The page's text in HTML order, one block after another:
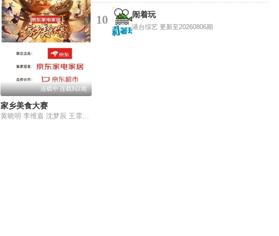
连载中 连载到2期
家乡美食大赛
黄晓明 李维嘉 沈梦辰 王霏霏 孟佳 金莎 孙丞潇 李斯丹妮 敖子逸 林述巍 董克平 侯玉瑞 徐萌 高文麒 曹雨 许菊云 朱诚心 兰桂均
10 闹着玩
港台综艺 更新至20260806期